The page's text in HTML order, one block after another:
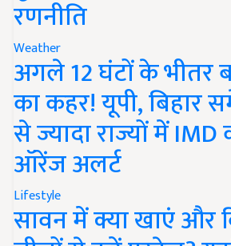
रणनीति
Weather
अगले 12 घंटों के भीतर
का कहर! यूपी, बिहार
से ज्यादा राज्यों में IMD
ऑरेंज अलर्ट
Lifestyle
सावन में क्या खाएं और